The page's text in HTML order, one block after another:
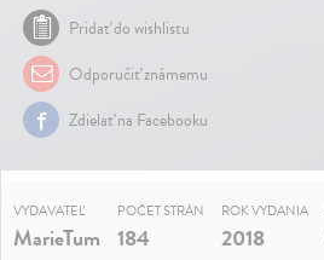
Pridať do wishlistu
Odporučiť známemu
Zdielať na Facebooku
VYDAVATEĽ
MarieTum
POČET STRÁN
184
ROK VYDANIA
2018